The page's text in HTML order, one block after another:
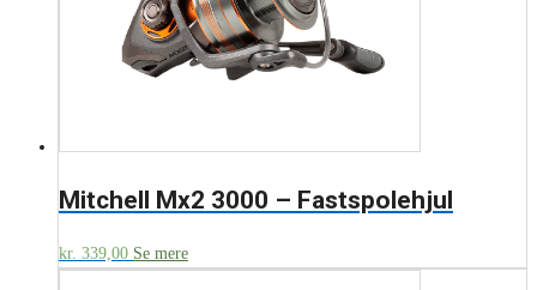
Mitchell Mx2 3000 – Fastspolehjul
kr. 339,00 Se mere